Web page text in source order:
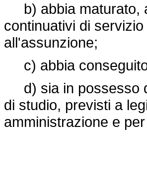
b) abbia maturato,
continuativi di
all'assunzione;
c) abbia conseguito
d) sia in possesso
di studio, previsti a
amministrazione e